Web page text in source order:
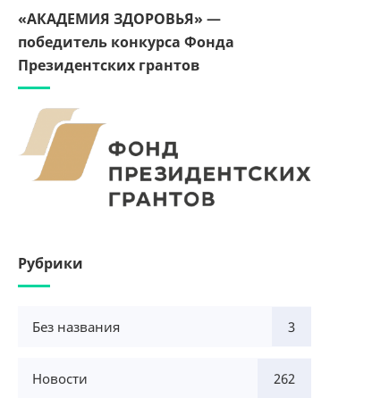
«АКАДЕМИЯ ЗДОРОВЬЯ» —
победитель конкурса Фонда
Президентских грантов
Рубрики
Без названия 3
Новости 262